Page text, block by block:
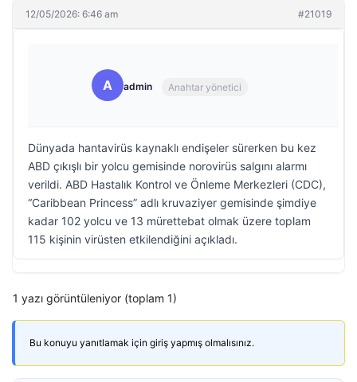
12/05/2026: 6:46 am #21019
A admin Anahtar yönetici
Dünyada hantavirüs kaynaklı endişeler sürerken bu kez
ABD çıkışlı bir yolcu gemisinde norovirüs salgını alarmı
verildi. ABD Hastalık Kontrol ve Önleme Merkezleri (CDC),
“Caribbean Princess” adlı kruvaziyer gemisinde şimdiye
kadar 102 yolcu ve 13 mürettebat olmak üzere toplam
115 kişinin virüsten etkilendiğini açıkladı.
1 yazı görüntüleniyor (toplam 1)
Bu konuyu yanıtlamak için giriş yapmış olmalısınız.